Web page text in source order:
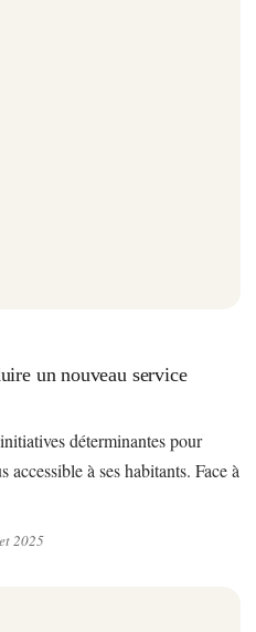
un nouveau service
déterminantes pour
accessible à ses habitants. Face à
2025